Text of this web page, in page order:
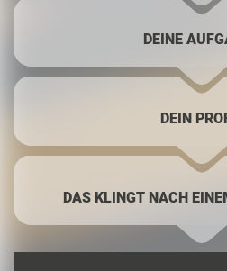
DEINE
DEIN
DAS KLINGT NACH